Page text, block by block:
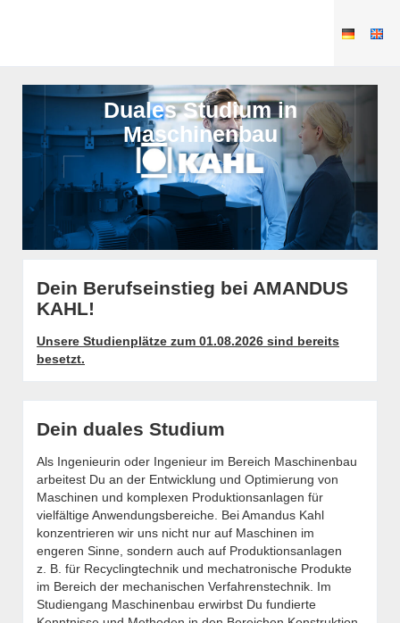
Duales Studium in
Maschinenbau
Dein Berufseinstieg bei AMANDUS
KAHL!
Unsere Studienplätze zum 01.08.2026 sind bereits
besetzt.
Dein duales Studium
Als Ingenieurin oder Ingenieur im Bereich Maschinenbau
arbeitest Du an der Entwicklung und Optimierung von
Maschinen und komplexen Produktionsanlagen für
vielfältige Anwendungsbereiche. Bei Amandus Kahl
konzentrieren wir uns nicht nur auf Maschinen im
engeren Sinne, sondern auch auf Produktionsanlagen
z. B. für Recyclingtechnik und mechatronische Produkte
im Bereich der mechanischen Verfahrenstechnik. Im
Studiengang Maschinenbau erwirbst Du fundierte